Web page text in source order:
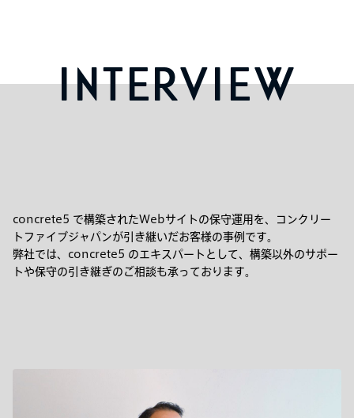
INTERVIEW
concrete5 で構築されたWebサイトの保守運用を、コンクリー
トファイブジャパンが引き継いだお客様の事例です。
弊社では、concrete5 のエキスパートとして、構築以外のサポー
トや保守の引き継ぎのご相談も承っております。